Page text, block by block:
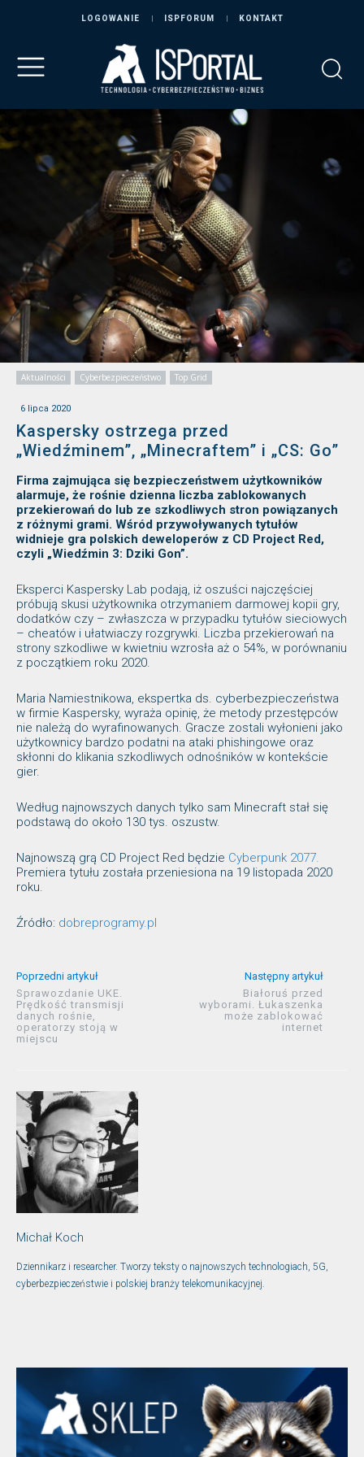
LOGOWANIE ISPFORUM KONTAKT
Aktualności Cyberbezpieczeństwo Top Grid
6 lipca 2020
Kaspersky ostrzega przed
„Wiedźminem”, „Minecraftem” i „CS: Go”
Firma zajmująca się bezpieczeństwem użytkowników
alarmuje, że rośnie dzienna liczba zablokowanych
przekierowań do lub ze szkodliwych stron powiązanych
z różnymi grami. Wśród przywoływanych tytułów
widnieje gra polskich deweloperów z CD Project Red,
czyli „Wiedźmin 3: Dziki Gon”.
Eksperci Kaspersky Lab podają, iż oszuści najczęściej
próbują skusi użytkownika otrzymaniem darmowej kopii gry,
dodatków czy – zwłaszcza w przypadku tytułów sieciowych
– cheatów i ułatwiaczy rozgrywki. Liczba przekierowań na
strony szkodliwe w kwietniu wzrosła aż o 54%, w porównaniu
z początkiem roku 2020.
Maria Namiestnikowa, ekspertka ds. cyberbezpieczeństwa
w firmie Kaspersky, wyraża opinię, że metody przestępców
nie należą do wyrafinowanych. Gracze zostali wyłonieni jako
użytkownicy bardzo podatni na ataki phishingowe oraz
skłonni do klikania szkodliwych odnośników w kontekście
gier.
Według najnowszych danych tylko sam Minecraft stał się
podstawą do około 130 tys. oszustw.
Najnowszą grą CD Project Red będzie Cyberpunk 2077.
Premiera tytułu została przeniesiona na 19 listopada 2020
roku.
Źródło: dobreprogramy.pl
Poprzedni artykuł
Sprawozdanie UKE.
Prędkość transmisji
danych rośnie,
operatorzy stoją w
miejscu
Następny artykuł
Białoruś przed
wyborami. Łukaszenka
może zablokować
internet
Michał Koch
Dziennikarz i researcher. Tworzy teksty o najnowszych technologiach, 5G,
cyberbezpieczeństwie i polskiej branży telekomunikacyjnej.